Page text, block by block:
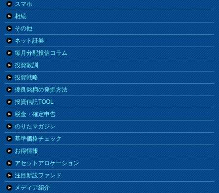
スマホ
相続
その他
ネット証券
毎月分配投信コラム
投資教訓
投資戦略
優良銘柄の発掘方法
投資信託TOOL
税金・確定申告
のりたマガジン
基準価格チェック
お得情報
アセットアロケーション
注目新設ファンド
メディア紹介